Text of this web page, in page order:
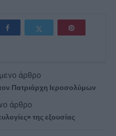
άρθρο
Πατριάρχη Ιεροσολύμων
άρθρο
της εξουσίας